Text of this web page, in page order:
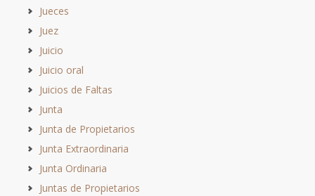
Jueces
Juez
Juicio
Juicio oral
Juicios de Faltas
Junta
Junta de Propietarios
Junta Extraordinaria
Junta Ordinaria
Juntas de Propietarios